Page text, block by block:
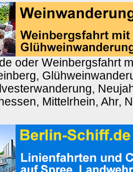
oder Weinbergsfahrt
Mittelrhein, Ahr,